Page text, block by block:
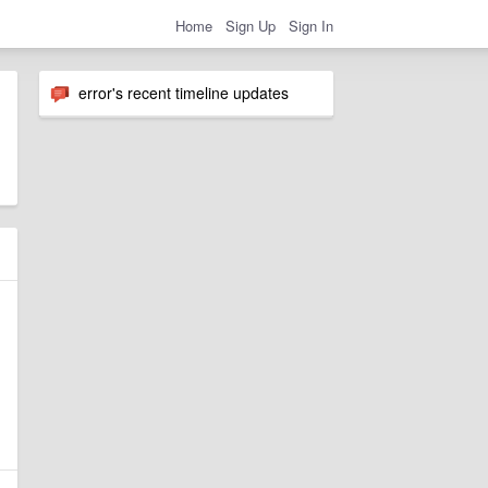
Home Sign Up Sign In
error's recent timeline updates